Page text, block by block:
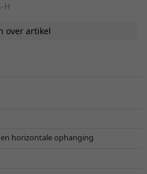
H
over artikel
horizontale ophanging